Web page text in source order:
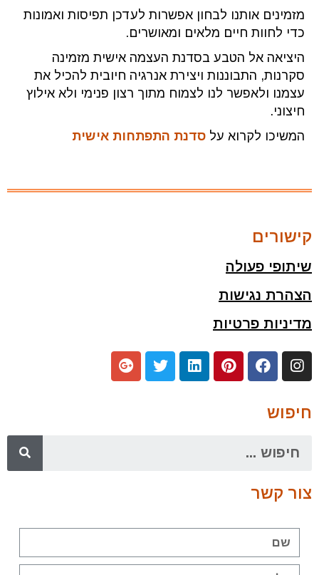
מזמינים אותנו לבחון אפשרות לעדכן תפיסות ואמונות
כדי לחוות חיים מלאים ומאושרים.
היציאה אל הטבע בסדנת העצמה אישית מזמינה
סקרנות, התבוננות ויצירת אנרגיה חיובית להכיל את
עצמנו ולאפשר לנו לצמוח מתוך רצון פנימי ולא אילוץ
חיצוני.
המשיכו לקרוא על סדנת התפתחות אישית
קישורים
שיתופי פעולה
הצהרת נגישות
מדיניות פרטיות
חיפוש
צור קשר